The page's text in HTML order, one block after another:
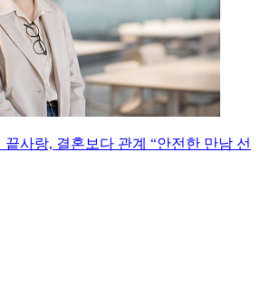
끝사랑, 결혼보다 관계 “안전한 만남 선